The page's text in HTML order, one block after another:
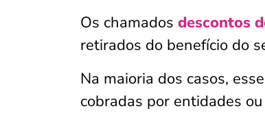
Os chamados descontos
retirados do benefício do
Na maioria dos casos,
cobradas por entidades